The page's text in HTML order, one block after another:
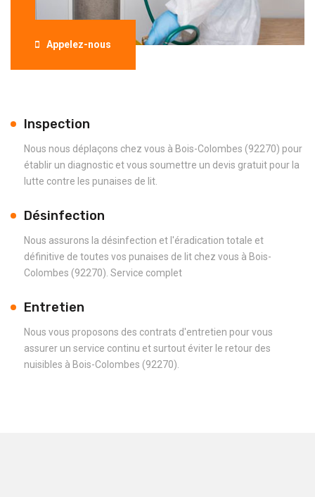
Appelez-nous
Inspection
Nous nous déplaçons chez vous à Bois-Colombes (92270) pour
établir un diagnostic et vous soumettre un devis gratuit pour la
lutte contre les punaises de lit.
Désinfection
Nous assurons la désinfection et l'éradication totale et
définitive de toutes vos punaises de lit chez vous à Bois-
Colombes (92270). Service complet
Entretien
Nous vous proposons des contrats d'entretien pour vous
assurer un service continu et surtout éviter le retour des
nuisibles à Bois-Colombes (92270).